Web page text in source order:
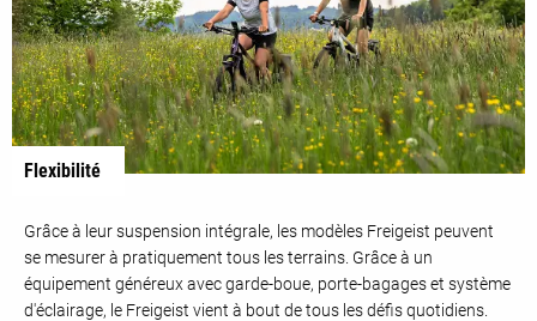
Flexibilité
Grâce à leur suspension intégrale, les modèles Freigeist peuvent
se mesurer à pratiquement tous les terrains. Grâce à un
équipement généreux avec garde-boue, porte-bagages et système
d'éclairage, le Freigeist vient à bout de tous les défis quotidiens.